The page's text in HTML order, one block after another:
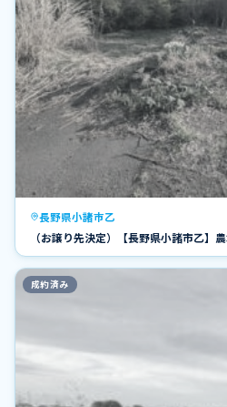
長野県小諸市乙
（お譲り先決定）【長野県小諸市乙】
成約済み